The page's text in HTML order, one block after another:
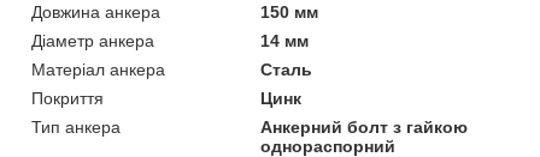
Довжина анкера
150 мм
Діаметр анкера
14 мм
Матеріал анкера
Сталь
Покриття
Цинк
Тип анкера
Анкерний болт з гайкою
однораспорний